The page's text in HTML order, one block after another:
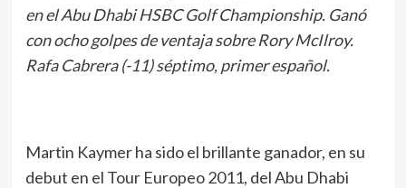
en el Abu Dhabi HSBC Golf Championship. Ganó
con ocho golpes de ventaja sobre Rory McIlroy.
Rafa Cabrera (-11) séptimo, primer español.
Martin Kaymer ha sido el brillante ganador, en su
debut en el Tour Europeo 2011, del Abu Dhabi